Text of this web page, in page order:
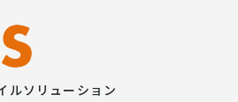
ルソリューション